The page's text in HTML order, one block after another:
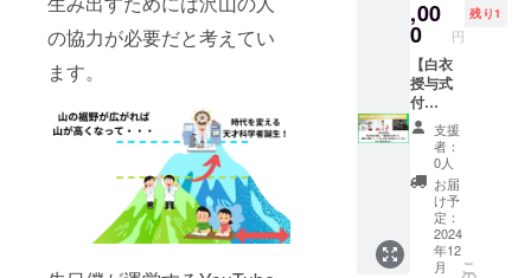
の協力が必要だと考えてい
ます。
い。 ※
関東の
ラボま
でお越
しいた
だける
方が対
象で
す。
（詳細
な場所
は別途
お送り
いたし
薄いピ
ンク ・
ベンゼ
ン柄
ver2.ホ
ワイト
・ビス
マス柄
パープ
ル ・ラ
ンダム
売り切
れネク
タイ1本
・ラン
（洗濯
済みで
す） ご
購入い
ただい
た方に
は、ラ
ボにお
越しい
ただ
き、白
衣授与
式が可
能で
す。 着
用Lサイ
ズ） 使
用済み
のため
汚れも
ありま
すが、
それも
含め思
い出と
して受
け取っ
てくだ
さい。
（洗濯
,00
0 円
残り1
【白衣
授与式
付
き！】
元気先
生が
使って
いた白
衣～初
期Ver.～
元気先
生が一
支援
者：
0人
お届
け予
定：
2024
年12
月
こ